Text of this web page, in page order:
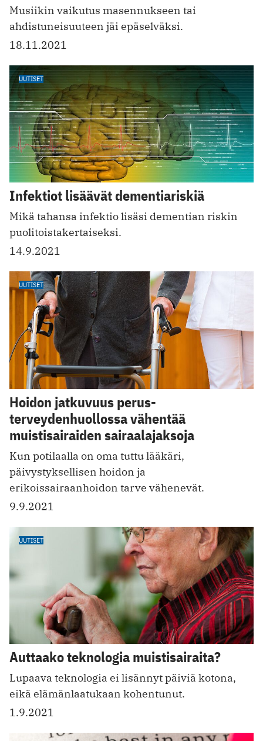
Musiikin vaikutus masennukseen tai
ahdistuneisuuteen jäi epäselväksi.
18.11.2021
UUTISET
Infektiot lisäävät dementiariskiä
Mikä tahansa infektio lisäsi dementian riskin
puoli­toistakertaiseksi.
14.9.2021
UUTISET
Hoidon jatkuvuus perus­
terveydenhuollossa vähentää
muistisairaiden sairaala­jaksoja
Kun potilaalla on oma tuttu lääkäri,
päivystyksellisen hoidon ja
erikoissairaanhoidon tarve vähenevät.
9.9.2021
UUTISET
Auttaako teknologia muistisairaita?
Lupaava teknologia ei lisännyt päiviä kotona,
eikä elämänlaatukaan kohentunut.
1.9.2021